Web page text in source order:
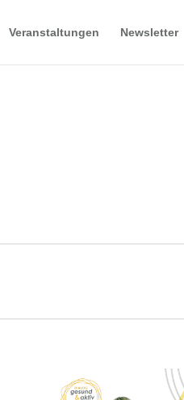
Veranstaltungen Newsletter